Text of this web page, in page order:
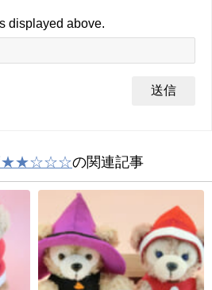
displayed above.
★★☆☆☆の関連記事